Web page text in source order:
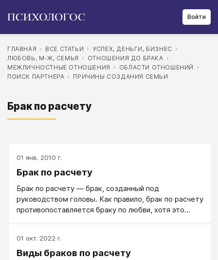
Войти
ГЛАВНАЯ ВСЕ СТАТЬИ
УСПЕХ, ДЕНЬГИ, БИЗНЕС
ЛЮБОВЬ, М-Ж, СЕМЬЯ
ОТНОШЕНИЯ ДО БРАКА
МЕЖЛИЧНОСТНЫЕ ОТНОШЕНИЯ
ОБЛАСТИ ОТНОШЕНИЙ
ПОИСК ПАРТНЕРА
ПРИЧИНЫ СОЗДАНИЯ СЕМЬИ
Брак по расчету
01 янв. 2010 г.
Брак по расчету
Брак по расчету — брак, созданный под
руководством головы. Как правило, брак по расчету
противопоставляется браку по любви, хотя это
01 окт. 2022 г.
Виды браков по расчету